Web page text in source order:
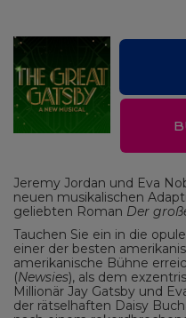
Jeremy Jordan und Eva
neuen musikalischen
geliebten Roman Der
Tauchen Sie ein in die
einer der besten
amerikanische Bühne
(Newsies), als dem
Millionär Jay Gatsby und
der rätselhaften Daisy